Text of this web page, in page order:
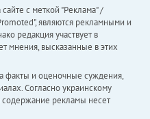
с меткой "Реклама" /
являются рекламными и
редакция участвует в
мнения, высказанные в этих
факты и оценочные суждения,
Согласно украинскому
содержание рекламы несет